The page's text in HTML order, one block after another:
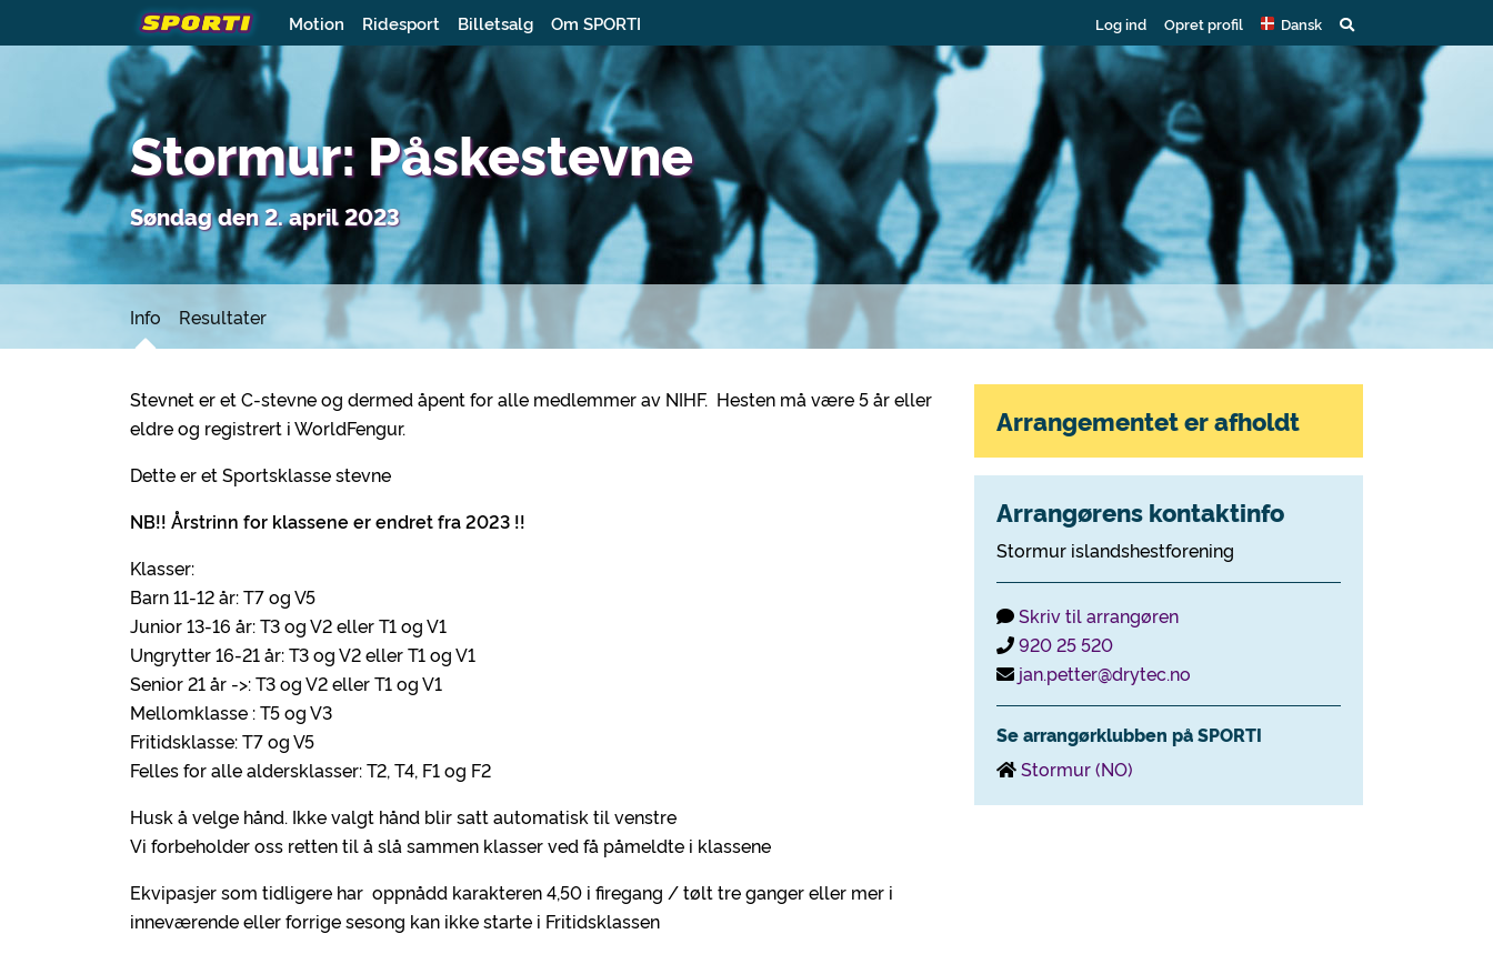
Motion Ridesport Billetsalg Om SPORTI Log ind Opret profil Dansk
Stormur: Påskestevne
Søndag den 2. april 2023
Info Resultater
Stevnet er et C-stevne og dermed åpent for alle medlemmer av NIHF. Hesten må være 5 år eller
eldre og registrert i WorldFengur.
Dette er et Sportsklasse stevne
NB!! Årstrinn for klassene er endret fra 2023 !!
Klasser:
Barn 11-12 år: T7 og V5
Junior 13-16 år: T3 og V2 eller T1 og V1
Ungrytter 16-21 år: T3 og V2 eller T1 og V1
Senior 21 år ->: T3 og V2 eller T1 og V1
Mellomklasse : T5 og V3
Fritidsklasse: T7 og V5
Felles for alle aldersklasser: T2, T4, F1 og F2
Husk å velge hånd. Ikke valgt hånd blir satt automatisk til venstre
Vi forbeholder oss retten til å slå sammen klasser ved få påmeldte i klassene
Ekvipasjer som tidligere har oppnådd karakteren 4,50 i firegang / tølt tre ganger eller mer i
inneværende eller forrige sesong kan ikke starte i Fritidsklassen
Arrangementet er afholdt
Arrangørens kontaktinfo
Stormur islandshestforening
Skriv til arrangøren
920 25 520
jan.petter@drytec.no
Se arrangørklubben på SPORTI
Stormur (NO)